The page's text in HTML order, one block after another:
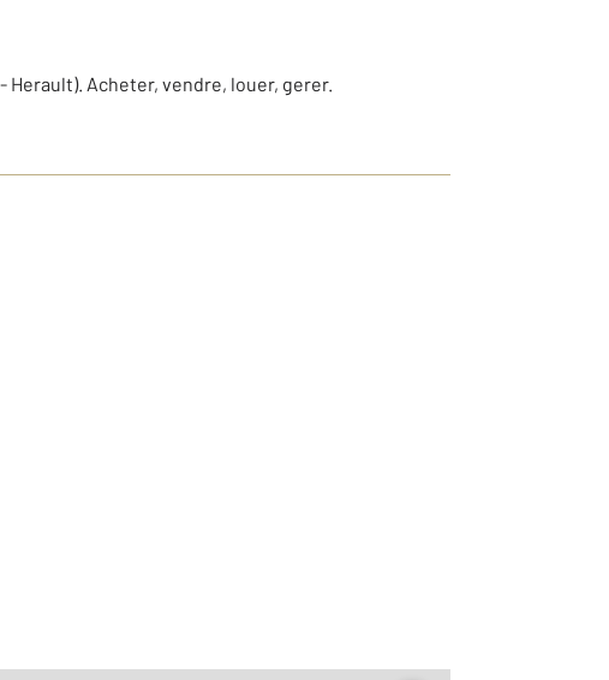
- Herault). Acheter, vendre, louer, gerer.